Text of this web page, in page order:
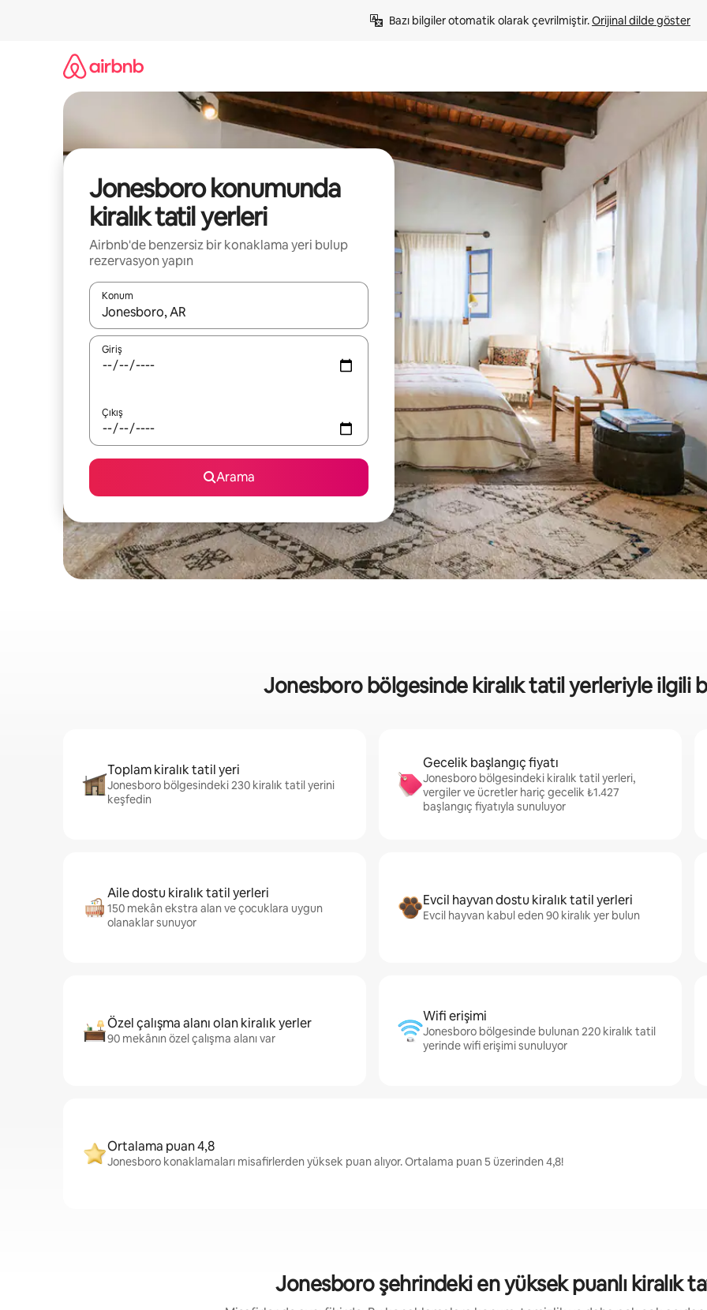
Bazı bilgiler otomatik olarak çevrilmiştir. Orijinal dilde göster
Jonesboro konumunda
kiralık tatil yerleri
Airbnb'de benzersiz bir konaklama yeri bulup
rezervasyon yapın
Konum
Sonuçlar kullanılabilir olduğunda yukarı ve aşağı oklarıyla gezinin veya dokunarak ya da kaydırma hareketleriyle keşfedin.
Giriş
Çıkış
Arama
Jonesboro bölgesinde kiralık tatil yerleriyle ilgili
Toplam kiralık tatil yeri
Jonesboro bölgesindeki 230 kiralık tatil yerini
keşfedin
Gecelik başlangıç fiyatı
Jonesboro bölgesindeki kiralık tatil yerleri,
vergiler ve ücretler hariç gecelik ₺1.427
başlangıç fiyatıyla sunuluyor
Aile dostu kiralık tatil yerleri
150 mekân ekstra alan ve çocuklara uygun
olanaklar sunuyor
Evcil hayvan dostu kiralık tatil yerleri
Evcil hayvan kabul eden 90 kiralık yer bulun
Özel çalışma alanı olan kiralık yerler
90 mekânın özel çalışma alanı var
Wifi erişimi
Jonesboro bölgesinde bulunan 220 kiralık tatil
yerinde wifi erişimi sunuluyor
Ortalama puan 4,8
Jonesboro konaklamaları misafirlerden yüksek puan alıyor. Ortalama puan 5 üzerinden 4,8!
Jonesboro şehrindeki en yüksek puanlı kiralık